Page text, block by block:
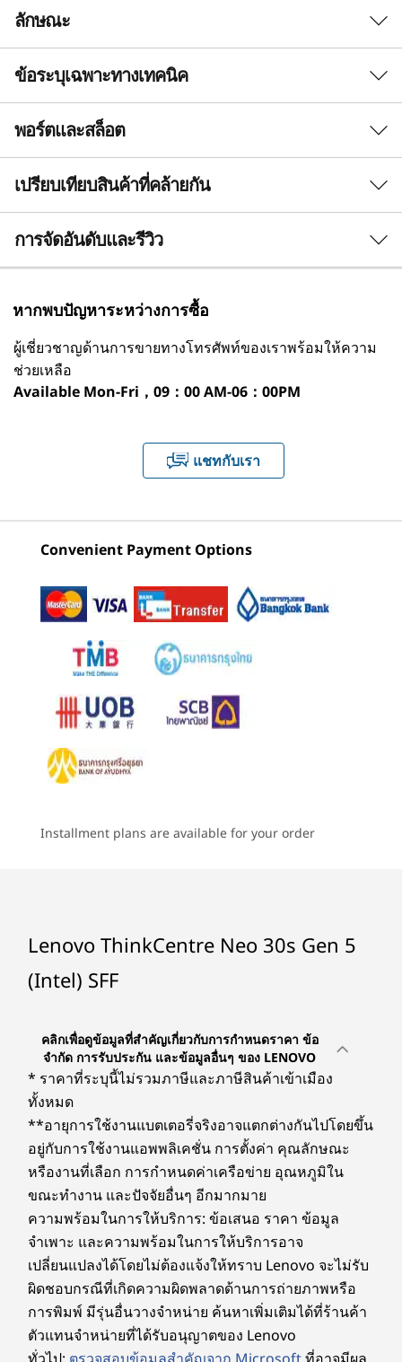
ลักษณะ
ขนาดกะทัดรัด พลังมหาศาล
ผ่านการออกแบบวิศวกรรม
อย่างเที่ยงตรงแม่นยำ
สำหรับงานในแต่ละวัน
เพิ่มประสิทธิภาพธุรกิจของคุณด้วยเดสก์ท็อป SFF
ทำงานขนาดกะทัดรัด มอบประสิทธิภาพที่ยอดเยี่ยม
ได้อย่างง่ายดาย เพลิดเพลินกับที่จัดเก็บข้อมูลที่
ยืดหยุ่น หน่วยความจำที่กว้างขวาง และขุมพลังแห่ง
กราฟิก Intel®Arc™ ที่เป็นอุปกรณ์เสริม เพื่อก้าวไป
ไม่ร้อน มีประสิทธิภาพ และทำงานเงียบ
ประสิทธิภาพการระบาย
ความร้อนเพื่อการทำงาน
ประมวลผลไม่เกิดความร้อนและมีประสิทธิภาพดี แม้
กับพื้นที่ทำงานที่เงียบมากขึ้นด้วยการรับรอง
โฟกัสได้อย่างเต็มที่โดยไม่ถูกรบกวน
เชื่อมต่ออุปกรณ์ ก้าวข้ามขีดจำกัด
ข้อระบุเฉพาะทางเทคนิค
ประสิทธิภาพ
โปรเซสเซอร์
ระบบปฏิบัติการ
Windows 11 Pro - Lenovo แนะนำ Windows 11 Pro
Windows 11 Home
Ubuntu Linux
*
*บางเวอร์ชันมีให้ใช้งานผ่านการโหลดล่วงหน้า
Arc™ GPU A310
หน่วยความจำ
DDR5 SODIMM ความจุสูงสุด 64 GB (5200MHz) 2 ตัว
อุปกรณ์จัดเก็บข้อมูล
M.2 PCIe SSD (2280) Gen 4 สูงสุด 2TB
พาวเวอร์ซัพพลาย
260 วัตต์ (ประสิทธิภาพการใช้พลังงาน 90%)
180 วัตต์ (ประสิทธิภาพการใช้พลังงาน 85%)
ด้านหน้า:
USB-C
(USB 5Gbps)
USB-A (USB 5Gbps) 2 พอร์ต
ชุดเฮดโฟน / ไมโครโฟน
ด้านหลัง:
สัญญาณเสียงออก
USB-A (USB แบบไฮ-สปีด) 4 พอร์ต
HDMI 2.1 (รองรับความละเอียดสูงสุดที่ 4K@60Hz)
อีเทอร์เน็ต (RJ45)
ตัวเลือก: แบบขนาน
ตัวเลือก: อนุกรม 2 พอร์ต
Video graphics array (VGA)
ช่องต่อขยาย:
PCIe x 16 Gen 4
PCIe
M.2 PCIe SSD (2280) 2 ตัว
พอร์ตและสล็อต
1-Optical Disc Drive (ODD) แบบบาง (อุปกรณ์เสริม)
3-ไมโครโฟน
USB-A (USB 5Gbps)
USB-A (USB 5Gbps)
11-Video Graphics Array (VGA)
USB-A (USB ความเร็วสูง) 4 ตัว
-
เปรียบเทียบสินค้าที่คล้ายกัน
3 Similiar products selected
กำลังดูอยู่
Neo 30s Gen 5
(Intel) SFF
฿25,508.79
ThinkCentre
(Intel) Tiny PC
฿23,761.51
ร้านค้า
Explore All Desktops
การจัดอันดับและรีวิว
หากพบปัญหาระหว่างการซื้อ
ผู้เชี่ยวชาญด้านการขายทางโทรศัพท์ของเราพร้อมให้ความ
ช่วยเหลือ
Available Mon-Fri，09：00 AM-06：00PM
แชทกับเรา
Convenient Payment Options
Installment plans are available for your order
Lenovo ThinkCentre Neo 30s Gen 5
(Intel) SFF
คลิกเพื่อดูข้อมูลที่สำคัญเกี่ยวกับการกำหนดราคา ข้อ
จำกัด การรับประกัน และข้อมูลอื่นๆ ของ LENOVO
* ราคาที่ระบุนี้ไม่รวมภาษีและภาษีสินค้าเข้าเมือง
ทั้งหมด
**อายุการใช้งานแบตเตอรี่จริงอาจแตกต่างกันไปโดยขึ้น
อยู่กับการใช้งานแอพพลิเคชั่น การตั้งค่า คุณลักษณะ
หรืองานที่เลือก การกำหนดค่าเครือข่าย อุณหภูมิใน
ขณะทำงาน และปัจจัยอื่นๆ อีกมากมาย
ความพร้อมในการให้บริการ: ข้อเสนอ ราคา ข้อมูล
จำเพาะ และความพร้อมในการให้บริการอาจ
เปลี่ยนแปลงได้โดยไม่ต้องแจ้งให้ทราบ Lenovo จะไม่รับ
ผิดชอบกรณีที่เกิดความผิดพลาดด้านการถ่ายภาพหรือ
การพิมพ์ มีรุ่นอื่นวางจำหน่าย ค้นหาเพิ่มเติมได้ที่ร้านค้า
ตัวแทนจำหน่ายที่ได้รับอนุญาตของ Lenovo